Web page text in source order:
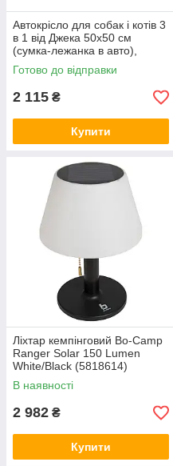
Автокрісло для собак і котів 3
в 1 від Джека 50х50 см
(сумка-лежанка в авто),
коричневе
Готово до відправки
2 115 ₴
Купити
Ліхтар кемпінговий Bo-Camp
Ranger Solar 150 Lumen
White/Black (5818614)
В наявності
2 982 ₴
Купити